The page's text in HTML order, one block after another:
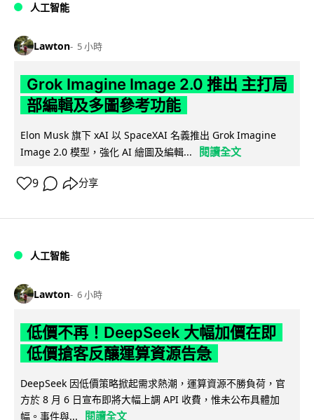
人工智能
Lawton 5 小時
Grok Imagine Image 2.0 推出 主打局
部編輯及多圖參考功能
Elon Musk 旗下 xAI 以 SpaceXAI 名義推出 Grok Imagine
Image 2.0 模型，強化 AI 繪圖及編輯...
閱讀全文
9 分享
人工智能
Lawton 6 小時
低價不再！DeepSeek 大幅加價在即
低價搶客反釀運算資源告急
DeepSeek 因低價策略掀起需求熱潮，運算資源不勝負荷，官
方於 8 月 6 日宣布即將大幅上調 API 收費，惟未公布具體加
幅。事件與...
閱讀全文